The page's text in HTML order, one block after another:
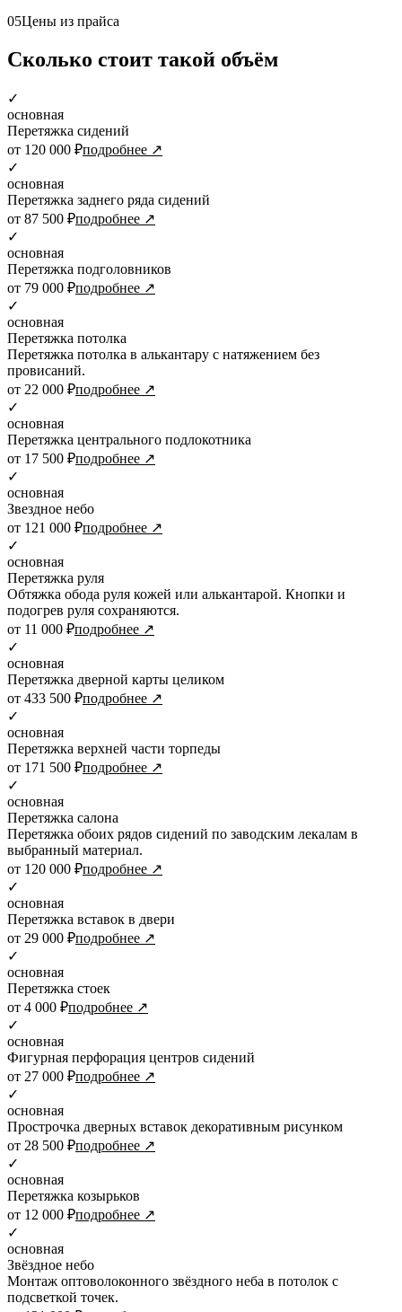
05Цены из прайса
Сколько стоит такой объём
✓
основная
Перетяжка сидений
от 120 000 ₽подробнее ↗
✓
основная
Перетяжка заднего ряда сидений
от 87 500 ₽подробнее ↗
✓
основная
Перетяжка подголовников
от 79 000 ₽подробнее ↗
✓
основная
Перетяжка потолка
Перетяжка потолка в алькантару с натяжением без
провисаний.
от 22 000 ₽подробнее ↗
✓
основная
Перетяжка центрального подлокотника
от 17 500 ₽подробнее ↗
✓
основная
Звездное небо
от 121 000 ₽подробнее ↗
✓
основная
Перетяжка руля
Обтяжка обода руля кожей или алькантарой. Кнопки и
подогрев руля сохраняются.
от 11 000 ₽подробнее ↗
✓
основная
Перетяжка дверной карты целиком
от 433 500 ₽подробнее ↗
✓
основная
Перетяжка верхней части торпеды
от 171 500 ₽подробнее ↗
✓
основная
Перетяжка салона
Перетяжка обоих рядов сидений по заводским лекалам в
выбранный материал.
от 120 000 ₽подробнее ↗
✓
основная
Перетяжка вставок в двери
от 29 000 ₽подробнее ↗
✓
основная
Перетяжка стоек
от 4 000 ₽подробнее ↗
✓
основная
Фигурная перфорация центров сидений
от 27 000 ₽подробнее ↗
✓
основная
Прострочка дверных вставок декоративным рисунком
от 28 500 ₽подробнее ↗
✓
основная
Перетяжка козырьков
от 12 000 ₽подробнее ↗
✓
основная
Звёздное небо
Монтаж оптоволоконного звёздного неба в потолок с
подсветкой точек.